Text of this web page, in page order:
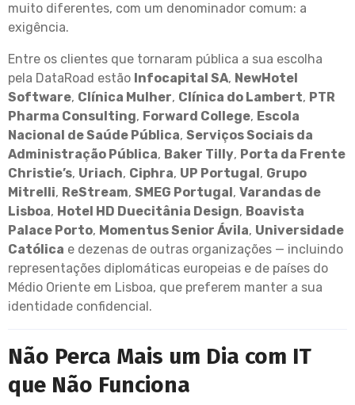
muito diferentes, com um denominador comum: a
exigência.
Entre os clientes que tornaram pública a sua escolha
pela DataRoad estão Infocapital SA, NewHotel
Software, Clínica Mulher, Clínica do Lambert, PTR
Pharma Consulting, Forward College, Escola
Nacional de Saúde Pública, Serviços Sociais da
Administração Pública, Baker Tilly, Porta da Frente
Christie’s, Uriach, Ciphra, UP Portugal, Grupo
Mitrelli, ReStream, SMEG Portugal, Varandas de
Lisboa, Hotel HD Duecitânia Design, Boavista
Palace Porto, Momentus Senior Ávila, Universidade
Católica e dezenas de outras organizações — incluindo
representações diplomáticas europeias e de países do
Médio Oriente em Lisboa, que preferem manter a sua
identidade confidencial.
Não Perca Mais um Dia com IT
que Não Funciona